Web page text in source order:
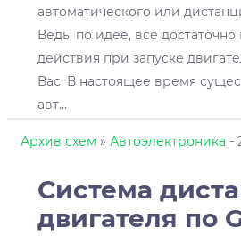
автоматического или
Ведь, по идее, все
действия при запуске
Вас. В настоящее время
авт...
Архив схем » Автоэлектроника -
Система
двигателя по